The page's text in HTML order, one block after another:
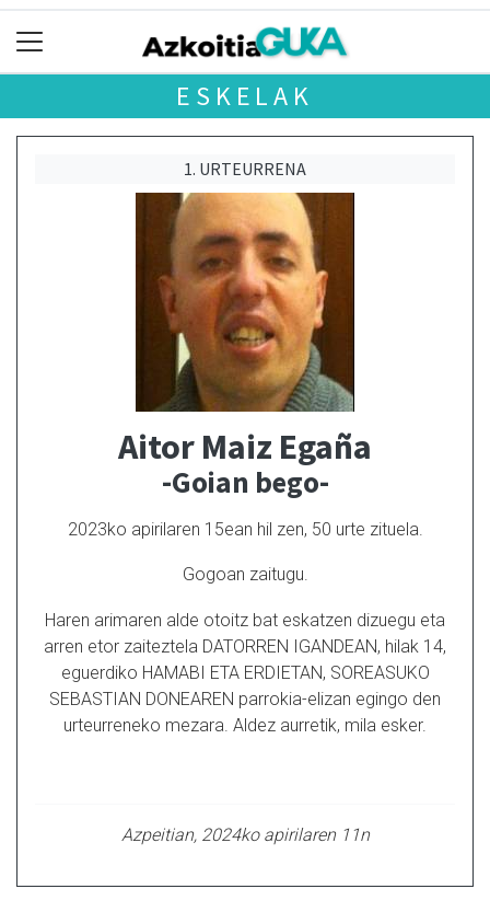
ESKELAK
1. URTEURRENA
Aitor Maiz Egaña
-Goian bego-
2023ko apirilaren 15ean hil zen, 50 urte zituela.
Gogoan zaitugu.
Haren arimaren alde otoitz bat eskatzen dizuegu eta
arren etor zaiteztela DATORREN IGANDEAN, hilak 14,
eguerdiko HAMABI ETA ERDIETAN, SOREASUKO
SEBASTIAN DONEAREN parrokia-elizan egingo den
urteurreneko mezara. Aldez aurretik, mila esker.
Azpeitian, 2024ko apirilaren 11n